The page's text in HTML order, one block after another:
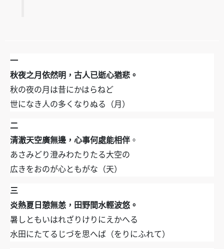
一
秋夜之月依然明，古人已逝心猶悲。
秋の夜の月は昔にかはらねど
世になき人の多くなりぬる（月）
二
清澈天空廣無邊，心事何處能相伴 。
あさみどり澄みわたりたる大空の
広きをおのが心ともがな（天）
三
炎熱夏日憩無恙，田野間水輕波悠。
暑しともいはれざりけりにえかへる
水田にたてるじづを思へば（をりにふれて）